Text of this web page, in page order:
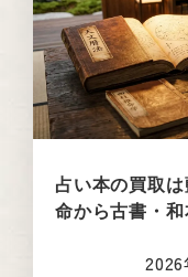
占い本の買取
命から古書・
2026